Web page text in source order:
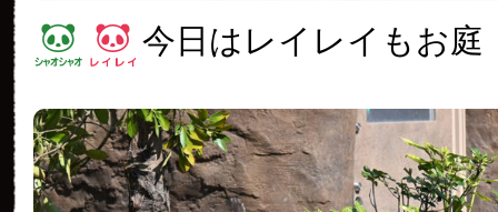
今日はレイレイもお庭